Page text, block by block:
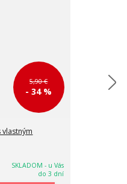
5,90 €
- 34 %
SKLADOM - u Vás
do 3 dní